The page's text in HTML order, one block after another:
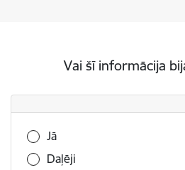
Vai šī informācija
Vai šī informācija bija
Jā
Daļēji